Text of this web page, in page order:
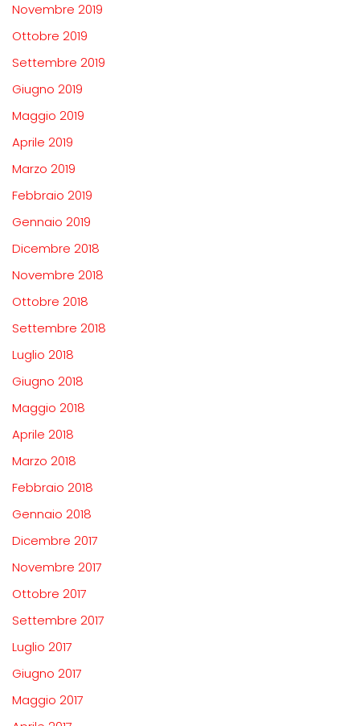
Novembre 2019
Ottobre 2019
Settembre 2019
Giugno 2019
Maggio 2019
Aprile 2019
Marzo 2019
Febbraio 2019
Gennaio 2019
Dicembre 2018
Novembre 2018
Ottobre 2018
Settembre 2018
Luglio 2018
Giugno 2018
Maggio 2018
Aprile 2018
Marzo 2018
Febbraio 2018
Gennaio 2018
Dicembre 2017
Novembre 2017
Ottobre 2017
Settembre 2017
Luglio 2017
Giugno 2017
Maggio 2017